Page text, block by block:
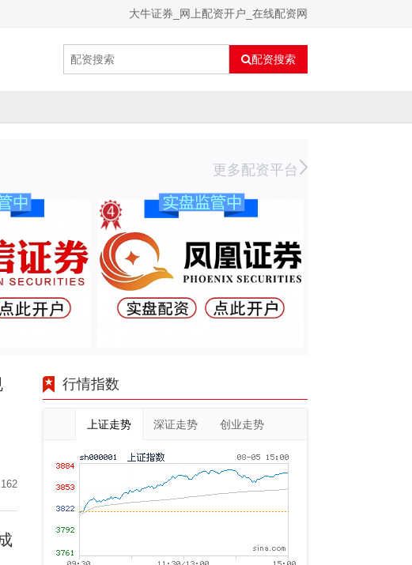
大牛证券_网上配资开户_在线配资网
配资搜索
更多配资平台
162
行情指数
上证走势 深证走势 创业走势